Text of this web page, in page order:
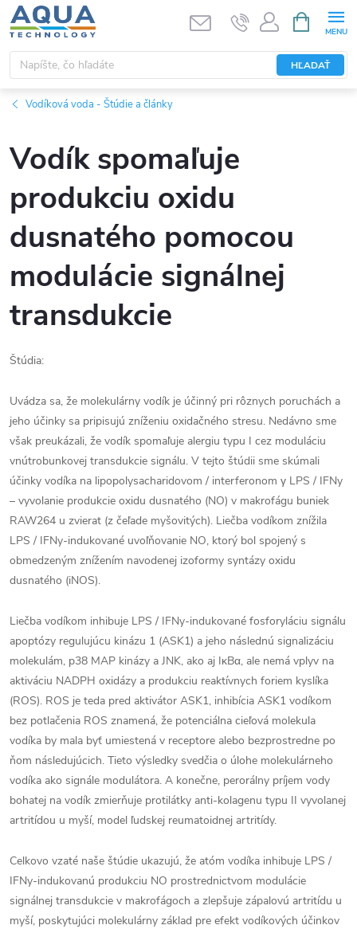
Prejsť
na
obsah
HĽADAŤ
KOŠÍK
Vodíková voda - Štúdie a články
Vodík spomaľuje
produkciu oxidu
dusnatého pomocou
modulácie signálnej
transdukcie
Štúdia:
Uvádza sa, že molekulárny vodík je účinný pri rôznych poruchách a
jeho účinky sa pripisujú zníženiu oxidačného stresu. Nedávno sme
však preukázali, že vodík spomaľuje alergiu typu I cez moduláciu
vnútrobunkovej transdukcie signálu. V tejto štúdii sme skúmali
účinky vodíka na lipopolysacharidovom / interferonom γ LPS / IFNy
– vyvolanie produkcie oxidu dusnatého (NO) v makrofágu buniek
RAW264 u zvierat (z čeľade myšovitých). Liečba vodíkom znížila
LPS / IFNy-indukované uvoľňovanie NO, ktorý bol spojený s
obmedzeným znížením navodenej izoformy syntázy oxidu
dusnatého (iNOS).
Liečba vodíkom inhibuje LPS / IFNy-indukované fosforyláciu signálu
apoptózy regulujúcu kinázu 1 (ASK1) a jeho následnú signalizáciu
molekulám, p38 MAP kinázy a JNK, ako aj IκBα, ale nemá vplyv na
aktiváciu NADPH oxidázy a produkciu reaktívnych foriem kyslíka
(ROS). ROS je teda pred aktivátor ASK1, inhibícia ASK1 vodíkom
bez potlačenia ROS znamená, že potenciálna cieľová molekula
vodíka by mala byť umiestená v receptore alebo bezprostredne po
ňom následujúcich. Tieto výsledky svedčia o úlohe molekulárneho
vodíka ako signále modulátora. A konečne, perorálny príjem vody
bohatej na vodík zmierňuje protilátky anti-kolagenu typu II vyvolanej
artritídou u myší, model ľudskej reumatoidnej artritídy.
Celkovo vzaté naše štúdie ukazujú, že atóm vodíka inhibuje LPS /
IFNy-indukovanú produkciu NO prostrednictvom modulácie
signálnej transdukcie v makrofágoch a zlepšuje zápalovú artritídu u
myší, poskytujúci molekulárny základ pre efekt vodíkových účinkov